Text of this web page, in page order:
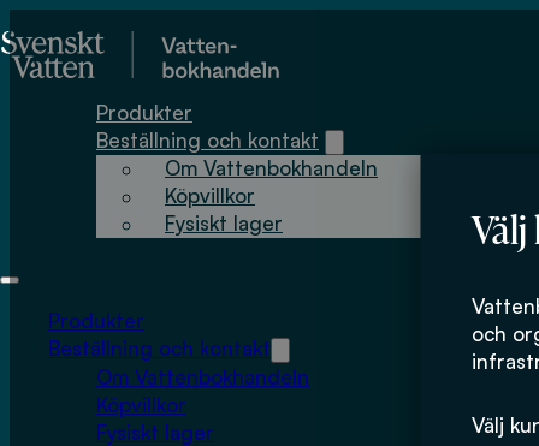
och
Välj
Produkter
Beställning och kontakt
Om Vattenbokhandeln
Köpvillkor
Fysiskt lager
Produkter
Beställning och kontakt
Om Vattenbokhandeln
Köpvillkor
Fysiskt lager